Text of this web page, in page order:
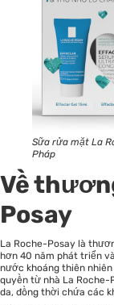
Sữa rửa mặt La
Pháp
Về
Posay
La Roche-Posay là
hơn 40 năm phát triển
nước khoáng thiên
quyền từ nhà La Roche-
da, đồng thời chứa các